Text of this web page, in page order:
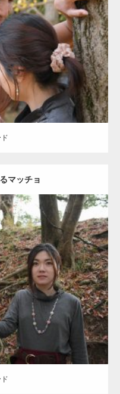
細マッチョ) 大胸筋 肩 腹
マッチョ
細マッチョ) 大胸筋 腹筋
チョフリー素材メンバーが
ひるおび」にてマッスルプ
…
番組「ONE MORNING」
件ですよ」に取材されまし